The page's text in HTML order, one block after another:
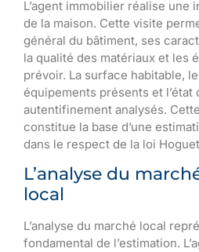
L’agent immobilier réalise une
de la maison. Cette visite
général du bâtiment, ses
la qualité des matériaux et les
prévoir. La surface habitable,
équipements présents et
autentifinement analysés.
constitue la base d’une
dans le respect de la loi
L’analyse du
local
L’analyse du marché local
fondamental de l’estimation.